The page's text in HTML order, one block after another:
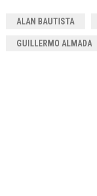
ALAN BAUTISTA
GUILLERMO ALMADA